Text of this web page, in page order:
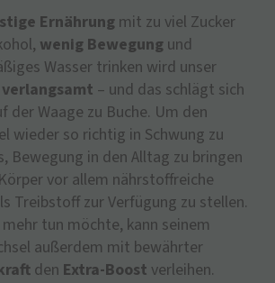
Ernährung mit zu viel Zucker
wenig Bewegung und
Wasser trinken wird unser
– und das schlägt sich
der Waage zu Buche. Um den
wieder so richtig in Schwung zu
Bewegung in den Alltag zu bringen
vor allem nährstoffreiche
Treibstoff zur Verfügung zu stellen.
mehr tun möchte, kann seinem
außerdem mit bewährter
den Extra-Boost verleihen.